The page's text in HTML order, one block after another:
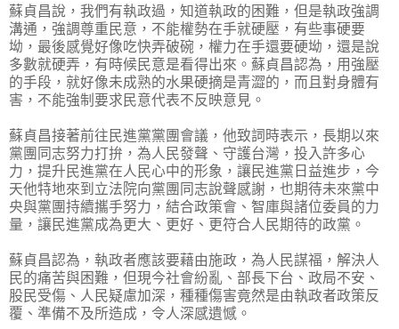
蘇貞昌說，我們有執政過，知道執政的困難，但是執政強調
溝通，強調尊重民意，不能權勢在手就硬壓，有些事硬要
坳，最後感覺好像吃快弄破碗，權力在手還要硬坳，還是說
多數就硬弄，有時候民意是看得出來。蘇貞昌認為，用強壓
的手段，就好像未成熟的水果硬摘是青澀的，而且對身體有
害，不能強制要求民意代表不反映意見。
蘇貞昌接著前往民進黨黨團會議，他致詞時表示，長期以來
黨團同志努力打拚，為人民發聲、守護台灣，投入許多心
力，提升民進黨在人民心中的形象，讓民進黨日益進步，今
天他特地來到立法院向黨團同志說聲感謝，也期待未來黨中
央與黨團持續攜手努力，結合政策會、智庫與諸位委員的力
量，讓民進黨成為更大、更好、更符合人民期待的政黨。
蘇貞昌認為，執政者應該要藉由施政，為人民謀福，解決人
民的痛苦與困難，但現今社會紛亂、部長下台、政局不安、
股民受傷、人民疑慮加深，種種傷害竟然是由執政者政策反
覆、準備不及所造成，令人深感遺憾。